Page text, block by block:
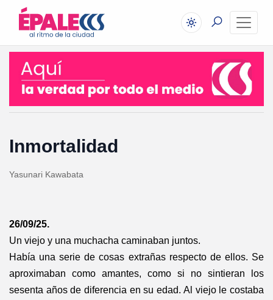
Inmortalidad
Yasunari Kawabata
26/09/25.
Un viejo y una muchacha caminaban juntos.
Había una serie de cosas extrañas respecto de ellos. Se
aproximaban como amantes, como si no sintieran los
sesenta años de diferencia en su edad. Al viejo le costaba